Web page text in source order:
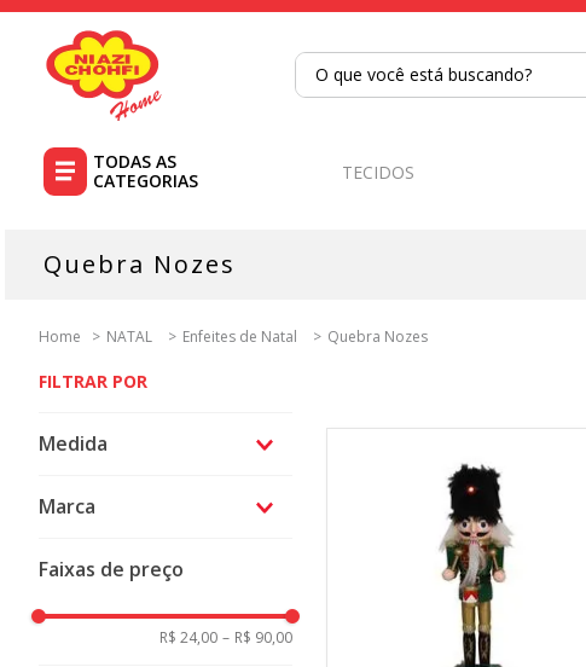
O que você está buscando?
TECIDOS
Quebra Nozes
NATAL Enfeites de Natal Quebra Nozes
Marca
Medida
38 cm
60 cm
Faixas de preço
R$ 24,00 – R$ 90,00
º
tecido percal
tecido oxford
toalha mesa